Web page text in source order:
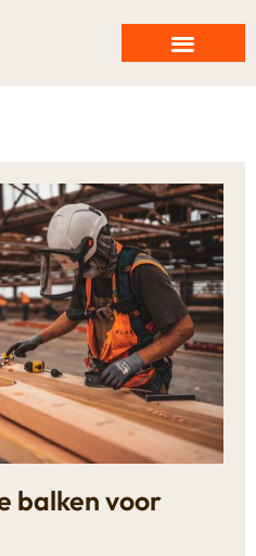
balken voor